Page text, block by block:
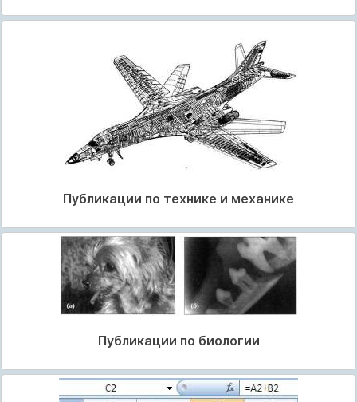
Публикации по технике и механике
Публикации по биологии